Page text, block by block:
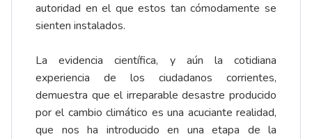
autoridad en el que estos tan cómodamente se
sienten instalados.
La evidencia científica, y aún la cotidiana
experiencia de los ciudadanos corrientes,
demuestra que el irreparable desastre producido
por el cambio climático es una acuciante realidad,
que nos ha introducido en una etapa de la